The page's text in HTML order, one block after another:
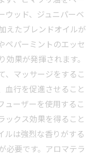
ウッド、ジュニパーベ
えたブレンドオイルが
ペパーミントのエッセ
果が発揮されます。
、マッサージをするこ
血行を促進させること
ューザーを使用するこ
ックス効果を得ること
ルは強烈な香りがする
必要です。アロマテラ